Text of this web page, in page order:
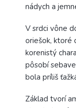
nádych a
V srdci vône
oriešok, ktoré
korenistý
pôsobí
bola príliš
Základ tvorí